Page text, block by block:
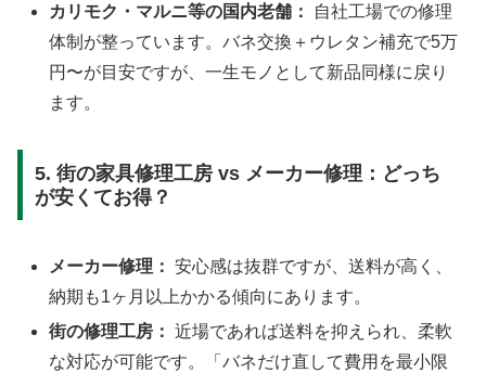
カリモク・マルニ等の国内老舗：
自社工場での修理
体制が整っています。バネ交換＋ウレタン補充で5万
円〜が目安ですが、一生モノとして新品同様に戻り
ます。
5. 街の家具修理工房 vs メーカー修理：どっち
が安くてお得？
メーカー修理： 安心感は抜群ですが、送料が高く、
納期も1ヶ月以上かかる傾向にあります。
街の修理工房： 近場であれば送料を抑えられ、柔軟
な対応が可能です。「バネだけ直して費用を最小限